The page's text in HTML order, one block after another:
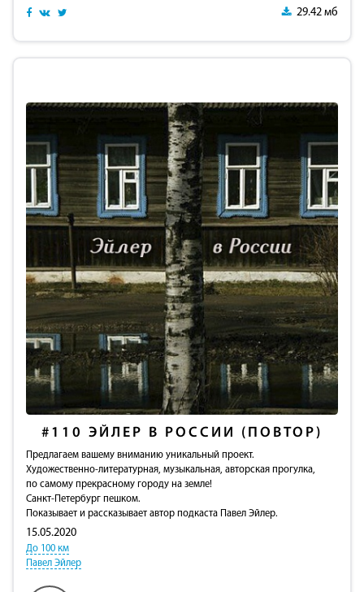
29.42 мб
#110 ЭЙЛЕР В РОССИИ (ПОВТОР)
Предлагаем вашему вниманию уникальный проект.
Художественно-литературная, музыкальная, авторская прогулка,
по самому прекрасному городу на земле!
Санкт-Петербург пешком.
Показывает и рассказывает автор подкаста Павел Эйлер.
15.05.2020
До 100 км
Павел Эйлер